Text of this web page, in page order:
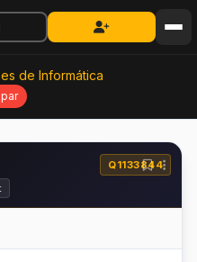
de Informática
Q1133844